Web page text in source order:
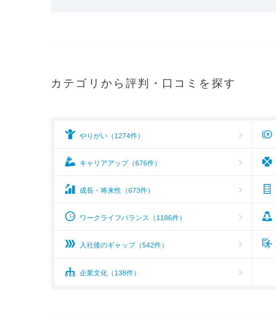
カテゴリから評判・口コミを探す
やりがい（1274件）
キャリアアップ（676件）
成長・将来性（673件）
ワークライフバランス（1186件）
入社後のギャップ（542件）
企業文化（138件）